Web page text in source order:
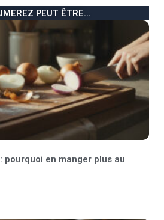
PEUT ÊTRE...
pourquoi en manger plus au